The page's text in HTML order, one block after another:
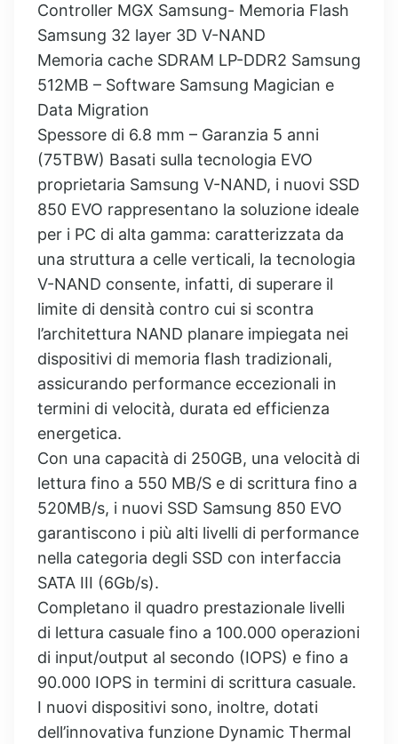
Controller MGX Samsung- Memoria Flash
Samsung 32 layer 3D V-NAND
Memoria cache SDRAM LP-DDR2 Samsung
512MB – Software Samsung Magician e
Data Migration
Spessore di 6.8 mm – Garanzia 5 anni
(75TBW) Basati sulla tecnologia EVO
proprietaria Samsung V-NAND, i nuovi SSD
850 EVO rappresentano la soluzione ideale
per i PC di alta gamma: caratterizzata da
una struttura a celle verticali, la tecnologia
V-NAND consente, infatti, di superare il
limite di densità contro cui si scontra
l’architettura NAND planare impiegata nei
dispositivi di memoria flash tradizionali,
assicurando performance eccezionali in
termini di velocità, durata ed efficienza
energetica.
Con una capacità di 250GB, una velocità di
lettura fino a 550 MB/S e di scrittura fino a
520MB/s, i nuovi SSD Samsung 850 EVO
garantiscono i più alti livelli di performance
nella categoria degli SSD con interfaccia
SATA III (6Gb/s).
Completano il quadro prestazionale livelli
di lettura casuale fino a 100.000 operazioni
di input/output al secondo (IOPS) e fino a
90.000 IOPS in termini di scrittura casuale.
I nuovi dispositivi sono, inoltre, dotati
dell’innovativa funzione Dynamic Thermal